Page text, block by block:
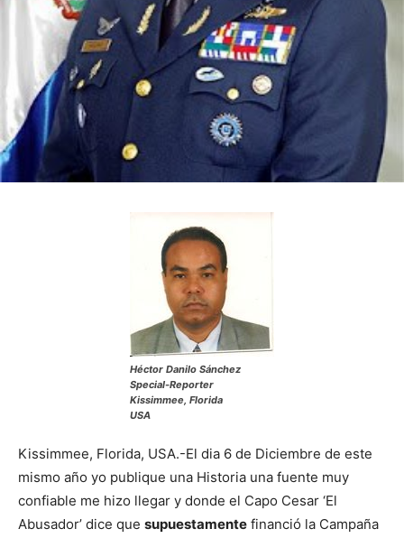
Héctor Danilo Sánchez
Special-Reporter
Kissimmee, Florida
USA
Kissimmee, Florida, USA.-El dia 6 de Diciembre de este
mismo año yo publique una Historia una fuente muy
confiable me hizo llegar y donde el Capo Cesar ‘El
Abusador’ dice que supuestamente financió la Campaña